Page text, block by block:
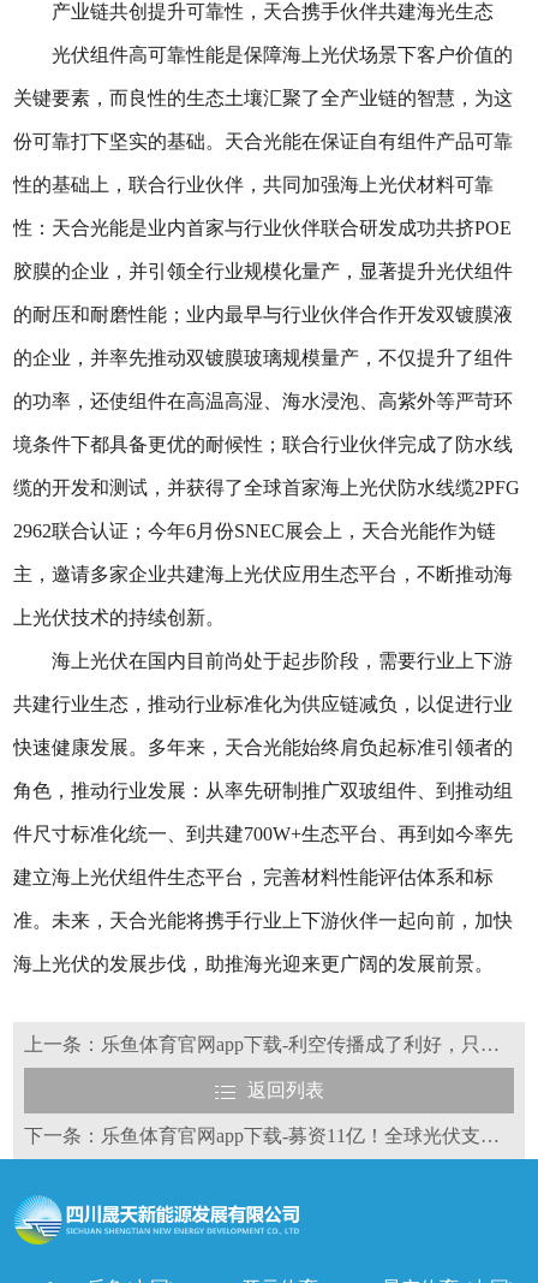
产业链共创提升可靠性，天合携手伙伴共建海光生态
光伏组件高可靠性能是保障海上光伏场景下客户价值的
关键要素，而良性的生态土壤汇聚了全产业链的智慧，为这
份可靠打下坚实的基础。天合光能在保证自有组件产品可靠
性的基础上，联合行业伙伴，共同加强海上光伏材料可靠
性：天合光能是业内首家与行业伙伴联合研发成功共挤POE
胶膜的企业，并引领全行业规模化量产，显著提升光伏组件
的耐压和耐磨性能；业内最早与行业伙伴合作开发双镀膜液
的企业，并率先推动双镀膜玻璃规模量产，不仅提升了组件
的功率，还使组件在高温高湿、海水浸泡、高紫外等严苛环
境条件下都具备更优的耐候性；联合行业伙伴完成了防水线
缆的开发和测试，并获得了全球首家海上光伏防水线缆2PFG
2962联合认证；今年6月份SNEC展会上，天合光能作为链
主，邀请多家企业共建海上光伏应用生态平台，不断推动海
上光伏技术的持续创新。
海上光伏在国内目前尚处于起步阶段，需要行业上下游
共建行业生态，推动行业标准化为供应链减负，以促进行业
快速健康发展。多年来，天合光能始终肩负起标准引领者的
角色，推动行业发展：从率先研制推广双玻组件、到推动组
件尺寸标准化统一、到共建700W+生态平台、再到如今率先
建立海上光伏组件生态平台，完善材料性能评估体系和标
准。未来，天合光能将携手行业上下游伙伴一起向前，加快
海上光伏的发展步伐，助推海光迎来更广阔的发展前景。
上一条：乐鱼体育官网app下载-利空传播成了利好，只是机构为了逃离光伏？
返回列表
下一条：乐鱼体育官网app下载-募资11亿！全球光伏支架龙头官宣扩产